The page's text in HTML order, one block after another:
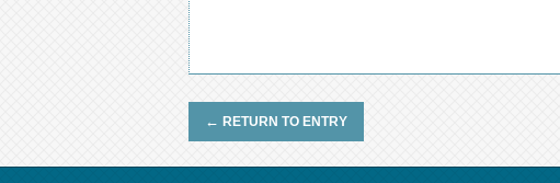
← RETURN TO ENTRY